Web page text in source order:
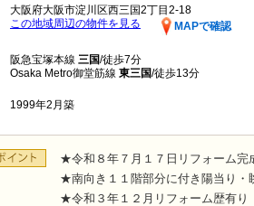
大阪府大阪市淀川区西三国2丁目2-18
MAPで確認
この地域周辺の物件を見る
阪急宝塚本線 三国/徒歩7分
Osaka Metro御堂筋線 東三国/徒歩13分
1999年2月築
★令和８年７月１７日リフォーム完
★南向き１１階部分に付き陽当り・
★令和３年１２月リフォーム歴有り